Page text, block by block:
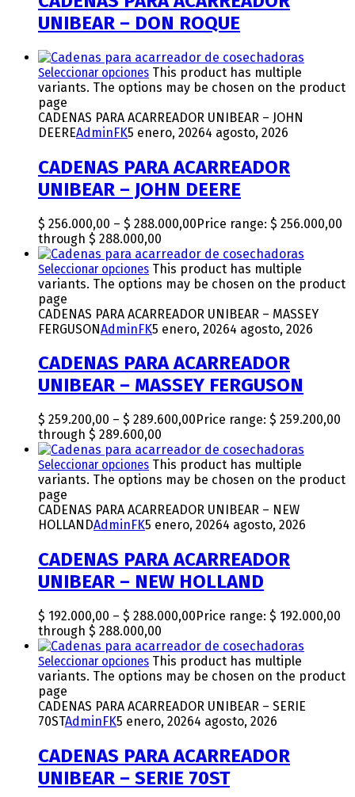
UNIBEAR – DON ROQUE
Seleccionar opciones This product has multiple
variants. The options may be chosen on the product
page
CADENAS PARA ACARREADOR UNIBEAR – JOHN
DEEREAdminFK5 enero, 20264 agosto, 2026
CADENAS PARA ACARREADOR
UNIBEAR – JOHN DEERE
$ 256.000,00 – $ 288.000,00Price range: $ 256.000,00
through $ 288.000,00
Seleccionar opciones This product has multiple
variants. The options may be chosen on the product
page
CADENAS PARA ACARREADOR UNIBEAR – MASSEY
FERGUSONAdminFK5 enero, 20264 agosto, 2026
CADENAS PARA ACARREADOR
UNIBEAR – MASSEY FERGUSON
$ 259.200,00 – $ 289.600,00 Price range: $ 259.200,00
through $ 289.600,00
Seleccionar opciones This product has multiple
variants. The options may be chosen on the product
page
CADENAS PARA ACARREADOR UNIBEAR – NEW
HOLLANDAdminFK5 enero, 20264 agosto, 2026
CADENAS PARA ACARREADOR
UNIBEAR – NEW HOLLAND
$ 192.000,00 – $ 288.000,00Price range: $ 192.000,00
through $ 288.000,00
Seleccionar opciones This product has multiple
variants. The options may be chosen on the product
page
CADENAS PARA ACARREADOR UNIBEAR – SERIE
70STAdminFK5 enero, 20264 agosto, 2026
CADENAS PARA ACARREADOR
UNIBEAR – SERIE 70ST